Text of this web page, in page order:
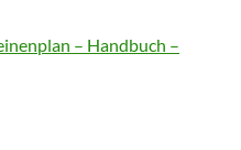
– Handbuch –